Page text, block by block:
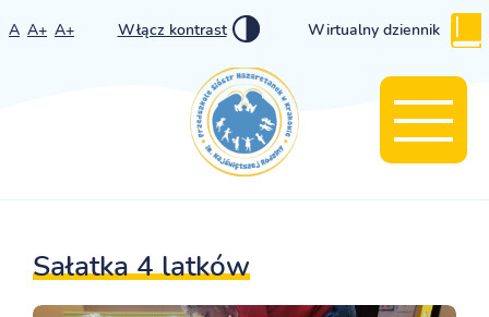
A A+ A+ Włącz kontrast Wirtualny dziennik
Sałatka 4 latków